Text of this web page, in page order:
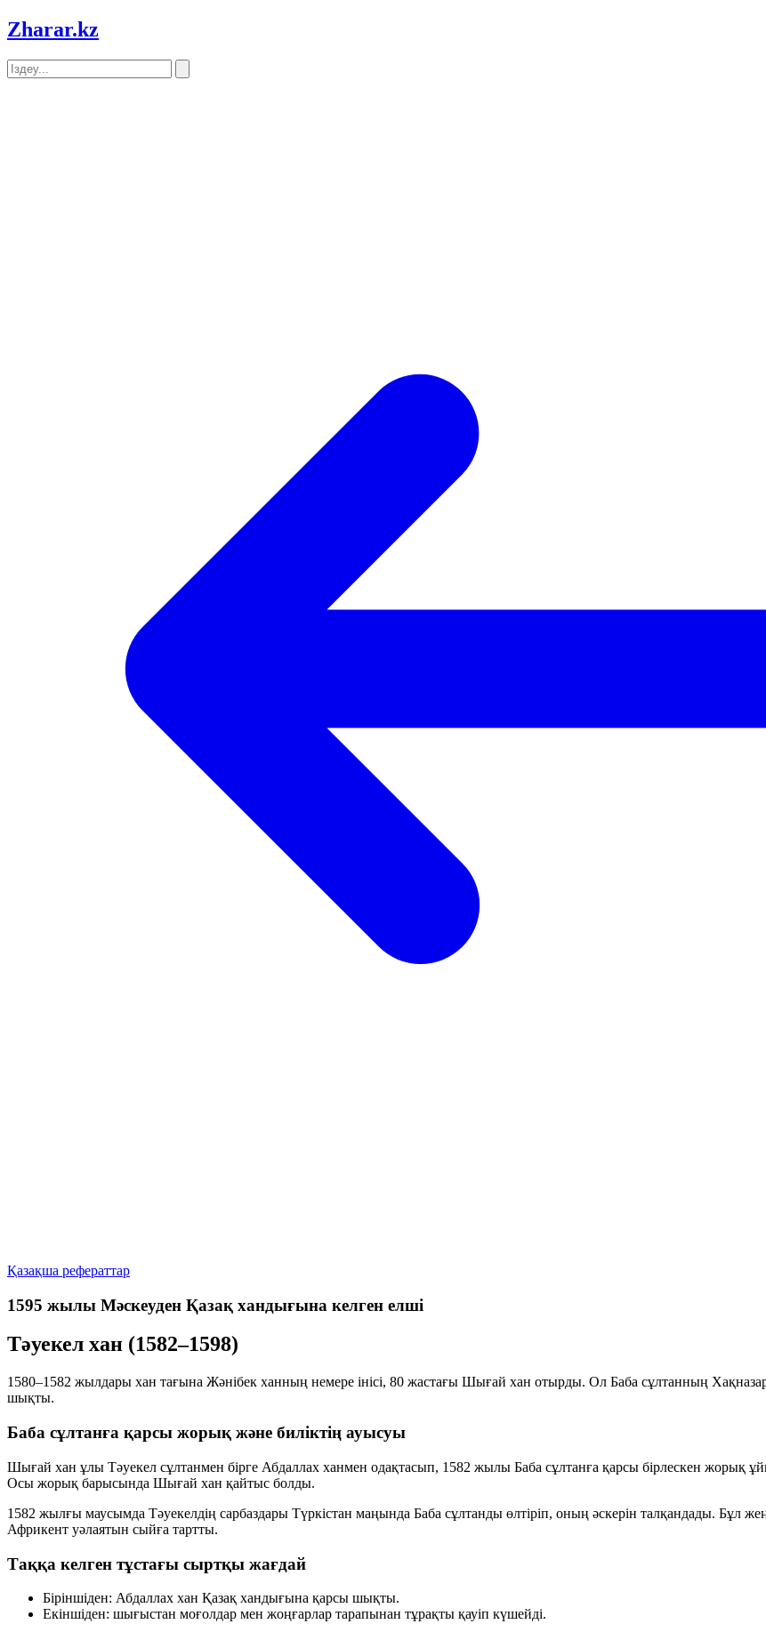
Zharar.kz
Қазақша рефераттар
1595 жылы Мәскеуден Қазақ хандығына келген елші
Тәуекел хан (1582–1598)
1580–1582 жылдары хан тағына Жәнібек ханның немере інісі, 80 жастағы Шығай хан отырды. Ол Баба сұлтанның
шықты.
Баба сұлтанға қарсы жорық және биліктің ауысуы
Шығай хан ұлы Тәуекел сұлтанмен бірге Абдаллах ханмен одақтасып, 1582 жылы Баба сұлтанға қарсы бірлескен жорық
Осы жорық барысында Шығай хан қайтыс болды.
1582 жылғы маусымда Тәуекелдің сарбаздары Түркістан маңында Баба сұлтанды өлтіріп, оның әскерін талқандады. Бұл
Африкент уәлаятын сыйға тартты.
Таққа келген тұстағы сыртқы жағдай
Біріншіден: Абдаллах хан Қазақ хандығына қарсы шықты.
Екіншіден: шығыстан моғолдар мен жоңғарлар тарапынан тұрақты қауіп күшейді.